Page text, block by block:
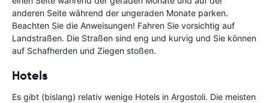
anderen Seite während der ungeraden Monate parken.
Beachten Sie die Anweisungen! Fahren Sie vorsichtig auf
Landstraßen. Die Straßen sind eng und kurvig und Sie können
auf Schafherden und Ziegen stoßen.
Hotels
Es gibt (bislang) relativ wenige Hotels in Argostoli. Die meisten